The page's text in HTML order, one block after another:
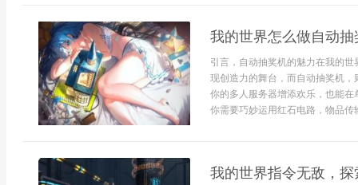
我的世界怎么做自动
引言，自动抽奖机的魅力在我的
现创造力的舞台，而自动抽奖机
你的多人服务器增添欢乐，也能
你需要巧妙运用红石电路，物品
我的世界指令无敌，